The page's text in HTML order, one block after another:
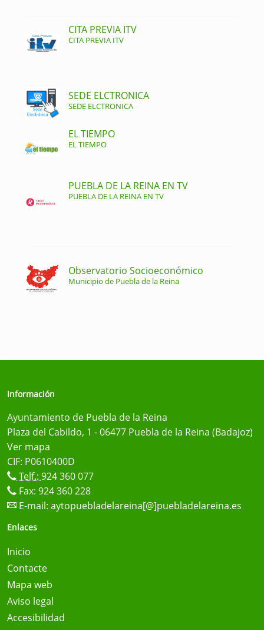
CITA PREVIA ITV
CITA PREVIA ITV
SEDE ELCTRONICA
SEDE ELCTRONICA
EL TIEMPO
EL TIEMPO
PUEBLA DE LA REINA EN TV
PUEBLA DE LA REINA EN TV
Observatorio Socioeconómico
Municipio de Puebla de la Reina
Información
Ayuntamiento de Puebla de la Reina
Plaza del Cabildo, 1 - 06477 Puebla de la Reina (Badajoz)
Ver mapa
CIF: P0610400D
Telf.: 924 360 077
Fax: 924 360 228
E-mail: aytopuebladelareina[@]puebladelareina.es
Enlaces
Inicio
Contacte
Mapa web
Aviso legal
Accesibilidad